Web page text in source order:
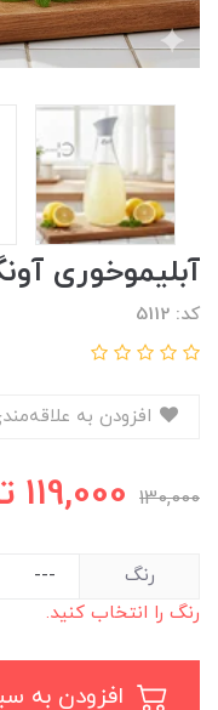
آبلیموخوری آونگ سایز
کد: 5112
130,000
119,000
رنگ
رنگ را انتخاب کنید.